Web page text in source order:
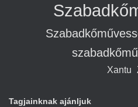
Xantu
Tagjainknak ajánljuk